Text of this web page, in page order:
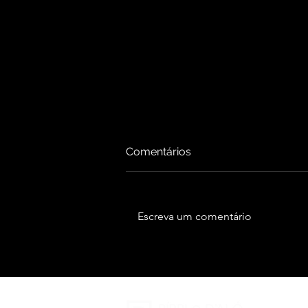
Comentários
Escreva um comentário